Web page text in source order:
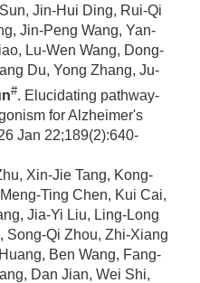
Jin-Hui Ding, Rui-Qi
Jin-Peng Wang, Yan-
Lu-Wen Wang, Dong-
Du, Yong Zhang, Ju-
#. Elucidating pathway-
for Alzheimer's
Jan 22;189(2):640-
Xin-Jie Tang, Kong-
Ting Chen, Kui Cai,
Jia-Yi Liu, Ling-Long
Song-Qi Zhou, Zhi-Xiang
Ben Wang, Fang-
Dan Jian, Wei Shi,